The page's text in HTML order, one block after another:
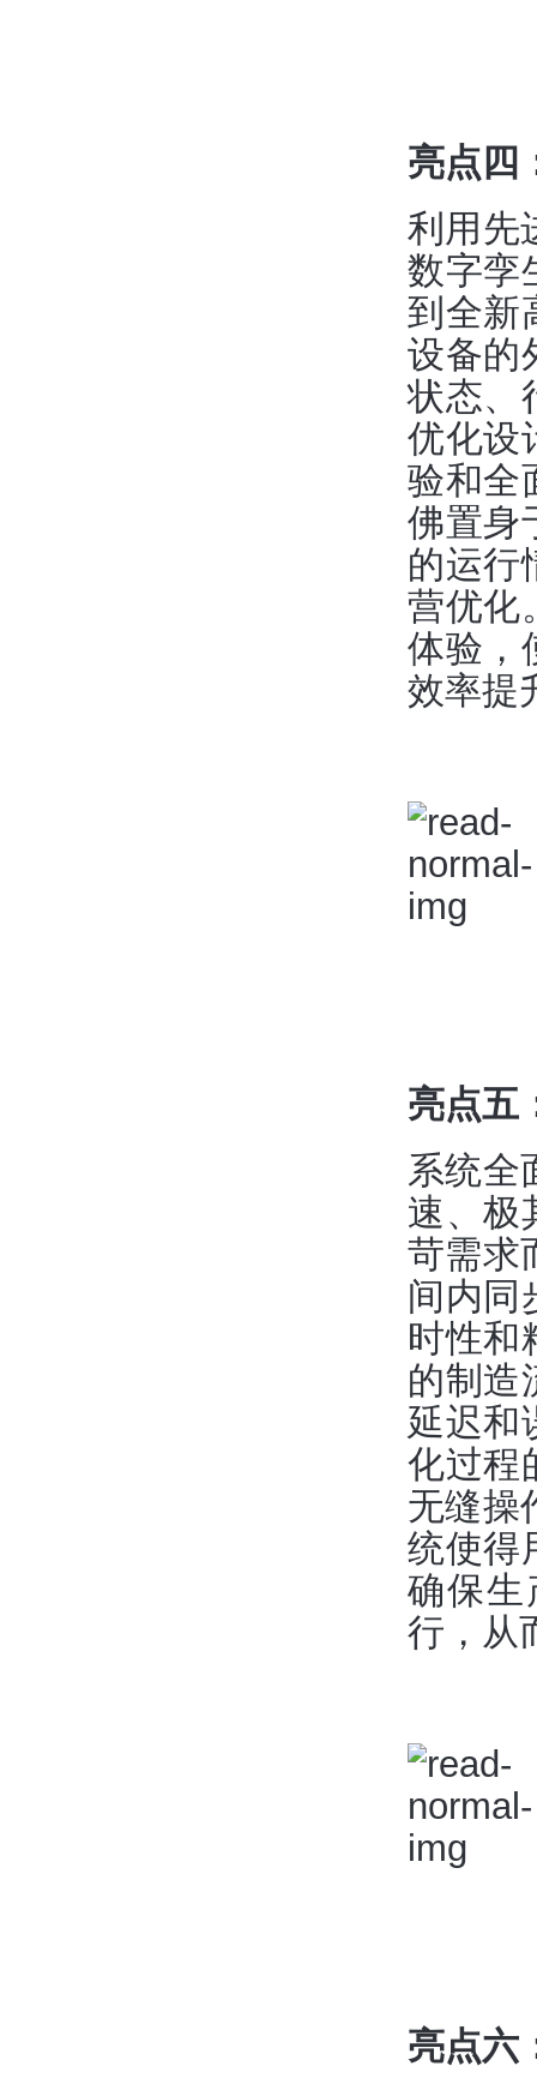
亮点四
利用先
数字孪
到全新
设备的
状态、
优化设
验和全
佛置身
的运行
营优化
体验，
效率提
亮点五
系统全
速、极
苛需求
间内同
时性和
的制造
延迟和
化过程
无缝操
统使得
确保生
行，从
亮点六